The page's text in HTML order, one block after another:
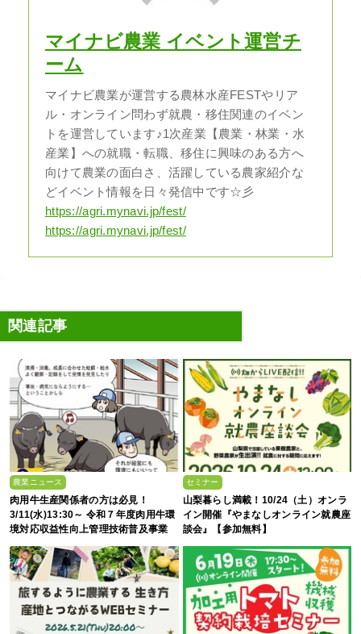
マイナビ農業 イベント運営チ
ーム
マイナビ農業が運営する農林水産FESTやリア
ル・オンライン問わず就農・移住関連のイベン
トを運営しています♪1次産業【農業・林業・水
産業】への就職・転職、移住に興味のある方へ
向けて農業の面白さ、活躍している農家紹介な
どイベント情報を日々発信中です☆彡
https://agri.mynavi.jp/fest/
https://agri.mynavi.jp/fest/
関連記事
農業ニュース
肉用牛生産関係者の方は必見！
3/11(水)13:30～ 令和７年度肉用牛環
境対応収益性向上管理技術普及事業
第２回オンライン説明会
セミナー
山梨暮らし満載！10/24（土）オンラ
イン開催『やまなしオンライン就農座
談会』【参加無料】